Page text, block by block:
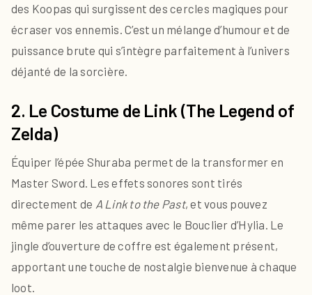
des Koopas qui surgissent des cercles magiques pour
écraser vos ennemis. C’est un mélange d’humour et de
puissance brute qui s’intègre parfaitement à l’univers
déjanté de la sorcière.
2. Le Costume de Link (The Legend of
Zelda)
Équiper l’épée Shuraba permet de la transformer en
Master Sword. Les effets sonores sont tirés
directement de A Link to the Past, et vous pouvez
même parer les attaques avec le Bouclier d’Hylia. Le
jingle d’ouverture de coffre est également présent,
apportant une touche de nostalgie bienvenue à chaque
loot.